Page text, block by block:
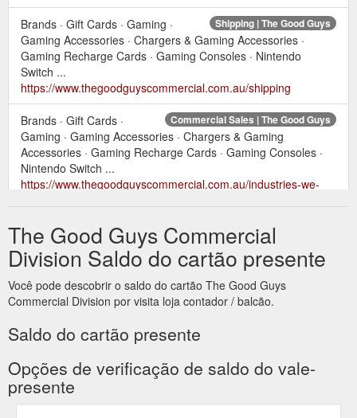
Shipping | The Good Guys
Brands · Gift Cards · Gaming ·
Gaming Accessories · Chargers & Gaming Accessories ·
Gaming Recharge Cards · Gaming Consoles · Nintendo
Switch ...
https://www.thegoodguyscommercial.com.au/shipping
Commercial Sales | The Good Guys
Brands · Gift Cards ·
Gaming · Gaming Accessories · Chargers & Gaming
Accessories · Gaming Recharge Cards · Gaming Consoles ·
Nintendo Switch ...
https://www.thegoodguyscommercial.com.au/industries-we-
Brands | The Good Guys Commercial Division
Display All Link.
Suggested site content and search history menu. Products.
_mobile-nav_3074457345618314662. null. Brands · Gift
Cards.https://www.thegoodguyscommercial.com.au/brands
Brands · Gift Cards · Gaming · Gaming
Accessories · Chargers & Gaming Accessories · Gaming
Recharge Cards · Gaming Consoles · Nintendo Switch ...
https://www.thegoodguyscommercial.com.au/store-locator
Brands · Gift Cards · Gaming ·
Gaming Accessories · Chargers & Gaming Accessories ·
The Good Guys Commercial
Division Saldo do cartão presente
Você pode descobrir o saldo do cartão The Good Guys
Commercial Division por visita loja contador / balcão.
Saldo do cartão presente
Opções de verificação de saldo do vale-
presente